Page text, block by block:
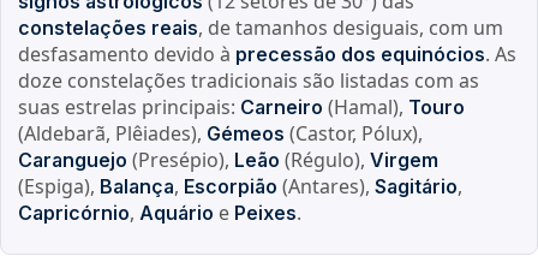
constelações reais, de tamanhos desiguais, com um
desfasamento devido à precessão dos equinócios. As
doze constelações tradicionais são listadas com as
suas estrelas principais: Carneiro (Hamal), Touro
(Aldebarã, Plêiades), Gémeos (Castor, Pólux),
Caranguejo (Presépio), Leão (Régulo),Virgem
(Espiga), Balança, Escorpião (Antares),Sagitário,
Capricórnio,Aquário e Peixes.